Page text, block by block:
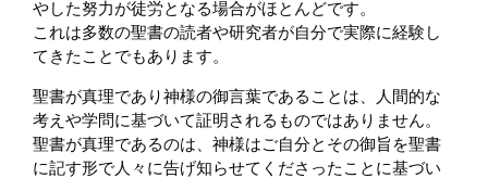
やした努力が徒労となる場合がほとんどです。
これは多数の聖書の読者や研究者が自分で実際に経験し
てきたことでもあります。
聖書が真理であり神様の御言葉であることは、人間的な
考えや学問に基づいて証明されるものではありません。
聖書が真理であるのは、神様はご自分とその御旨を聖書
に記す形で人々に告げ知らせてくださったことに基づい